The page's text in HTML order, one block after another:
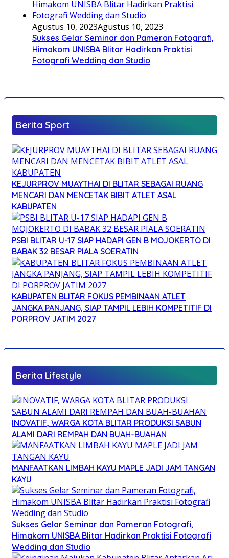
Agustus 10, 2023Agustus 10, 2023
Sukses Gelar Seminar dan Pameran Fotografi,
Himakom UNISBA Blitar Hadirkan Praktisi
Fotografi Wedding dan Studio
Berita Sport
KEJURPROV MUAYTHAI DI BLITAR SEBAGAI RUANG
MENCARI DAN MENCETAK BIBIT ATLET ASAL
KABUPATEN
PSBI BLITAR U-17 SIAP HADAPI GEN B MOJOKERTO DI
BABAK 32 BESAR PIALA SOERATIN
KABUPATEN BLITAR FOKUS PEMBINAAN ATLET
JANGKA PANJANG, SIAP TAMPIL LEBIH KOMPETITIF DI
PORPROV JATIM 2027
Berita Lifestyle
INOVATIF, WARGA KOTA BLITAR PRODUKSI SABUN
ALAMI DARI REMPAH DAN BUAH-BUAHAN
MANFAATKAN LIMBAH KAYU MAPLE JADI JAM TANGAN
KAYU
Sukses Gelar Seminar dan Pameran Fotografi,
Himakom UNISBA Blitar Hadirkan Praktisi Fotografi
Wedding dan Studio